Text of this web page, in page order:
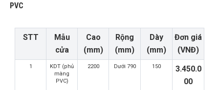
PVC
STT
Mẫu
cửa
Cao
(mm)
Rộng
(mm)
Dày
(mm)
Đơn giá
(VNĐ)
1
KDT (phủ
màng
PVC)
2200 Dưới 790 150
3.450.0
00